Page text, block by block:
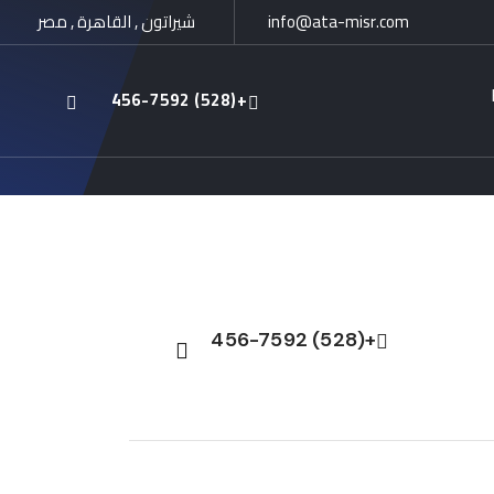
info@ata-misr.com شيراتون , القاهرة , مصر
+(528) 456-7592
+(528) 456-7592